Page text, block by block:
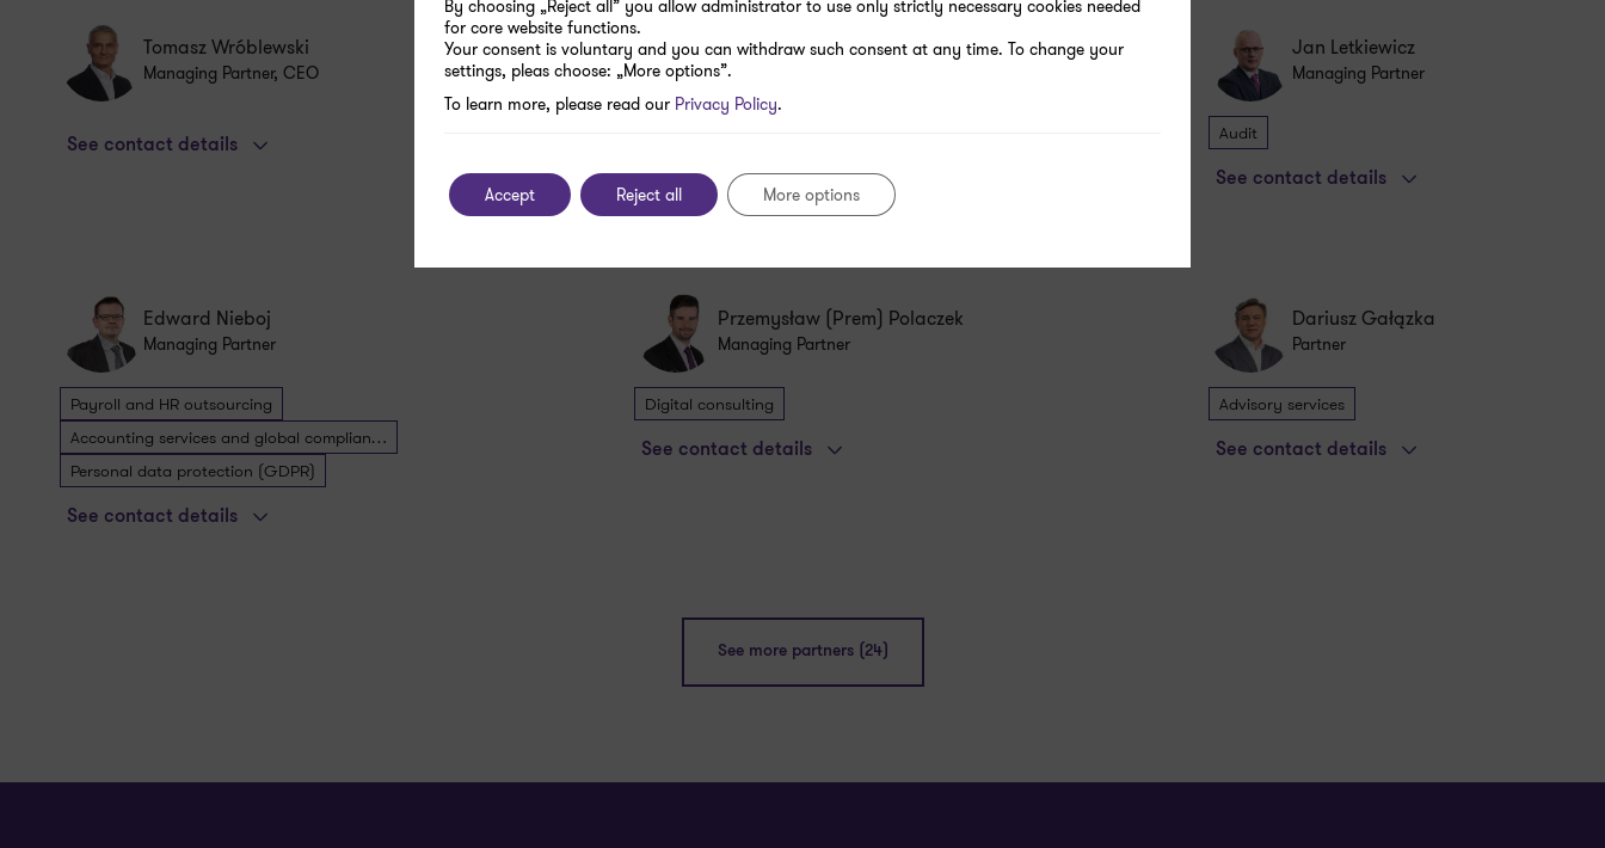
Tomasz Wróblewski
Managing Partner, CEO
See contact details
Dariusz Bednarski
Managing Partner, Certified
Auditor
See contact details
Jan Letkiewicz
Managing Partner
Audit
See contact details
Edward Nieboj
Managing Partner
Payroll and HR outsourcing
Accounting services and global compliance
Personal data protection (GDPR)
See contact details
Przemysław (Prem) Polaczek
Managing Partner
Digital consulting
See contact details
Dariusz Gałązka
Partner
Advisory services
See contact details
See more partners (24)
By choosing „Reject all” you allow administrator to use only strictly necessary cookies needed
for core website functions.
Your consent is voluntary and you can withdraw such consent at any time. To change your
settings, pleas choose: „More options”.
To learn more, please read our Privacy Policy.
Accept Reject all More options